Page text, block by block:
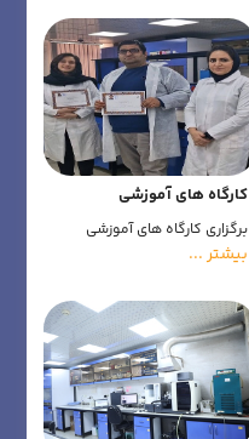
کارگاه های آموزشی
برگزاری کارگاه های آموزشی
بیشتر ...